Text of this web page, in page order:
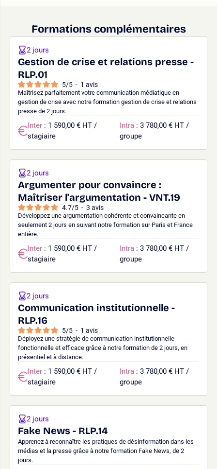
Formations complémentaires
Gestion de crise et relations presse -
RLP.01
5/5 - 1 avis
Maîtrisez parfaitement votre communication médiatique en
gestion de crise avec notre formation gestion de crise et relations
presse de 2 jours.
2 jours
Inter : 1 590,00 € HT /
stagiaire
Intra : 3 780,00 € HT /
groupe
Argumenter pour convaincre :
Maîtriser l'argumentation - VNT.19
4.7/5 - 3 avis
Développez une argumentation cohérente et convaincante en
seulement 2 jours en suivant notre formation sur Paris et France
entière.
2 jours
Inter : 1 590,00 € HT /
stagiaire
Intra : 3 780,00 € HT /
groupe
Communication institutionnelle -
RLP.16
5/5 - 1 avis
Déployez une stratégie de communication institutionnelle
fonctionnelle et efficace grâce à notre formation de 2 jours, en
présentiel et à distance.
2 jours
Inter : 1 590,00 € HT /
stagiaire
Intra : 3 780,00 € HT /
groupe
Fake News - RLP.14
Apprenez à reconnaître les pratiques de désinformation dans les
médias et la presse grâce à notre formation Fake News, de 2
jours.
2 jours